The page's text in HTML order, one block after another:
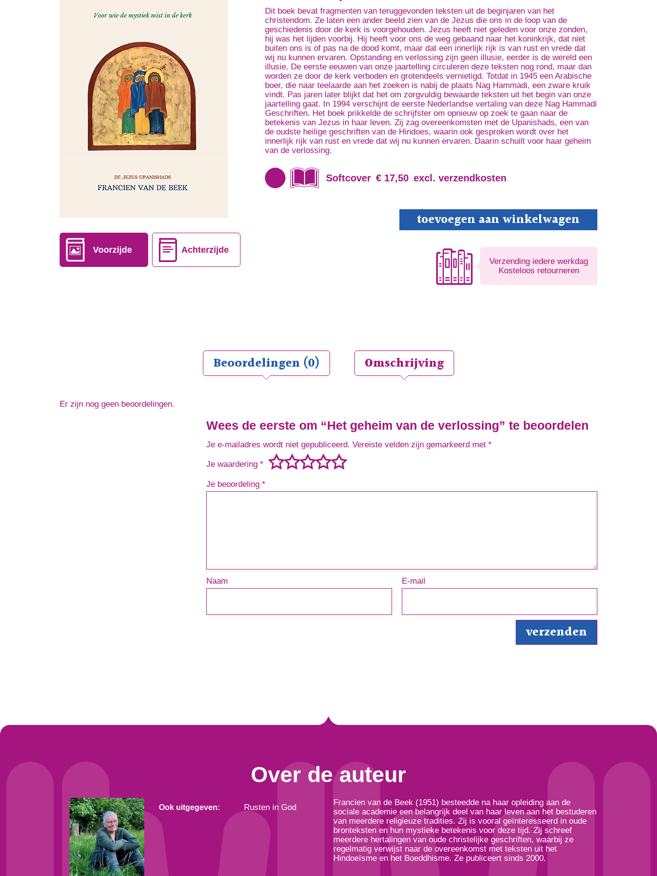
Voorzijde Achterzijde
Dit boek bevat fragmenten van teruggevonden teksten uit de beginjaren van het
christendom. Ze laten een ander beeld zien van de Jezus die ons in de loop van de
geschiedenis door de kerk is voorgehouden. Jezus heeft niet geleden voor onze zonden,
hij was het lijden voorbij. Hij heeft voor ons de weg gebaand naar het koninkrijk, dat niet
buiten ons is of pas na de dood komt, maar dat een innerlijk rijk is van rust en vrede dat
wij nu kunnen ervaren. Opstanding en verlossing zijn geen illusie, eerder is de wereld een
illusie. De eerste eeuwen van onze jaartelling circuleren deze teksten nog rond, maar dan
worden ze door de kerk verboden en grotendeels vernietigd. Totdat in 1945 een Arabische
boer, die naar teelaarde aan het zoeken is nabij de plaats Nag Hammadi, een zware kruik
vindt. Pas jaren later blijkt dat het om zorgvuldig bewaarde teksten uit het begin van onze
jaartelling gaat. In 1994 verschijnt de eerste Nederlandse vertaling van deze Nag Hammadi
Geschriften. Het boek prikkelde de schrijfster om opnieuw op zoek te gaan naar de
betekenis van Jezus in haar leven. Zij zag overeenkomsten met de Upanishads, een van
de oudste heilige geschriften van de Hindoes, waarin ook gesproken wordt over het
innerlijk rijk van rust en vrede dat wij nu kunnen ervaren. Daarin schuilt voor haar geheim
van de verlossing.
Softcover € 17,50 excl. verzendkosten
geheim
van
toevoegen aan winkelwagen
Verzending iedere werkdag
Kosteloos retourneren
Beoordelingen (0) Omschrijving
Er zijn nog geen beoordelingen.
Wees de eerste om “Het geheim van de verlossing” te beoordelen
Je e-mailadres wordt niet gepubliceerd. Vereiste velden zijn gemarkeerd met *
Je waardering *
Je beoordeling *
Naam E-mail
Over de auteur
Ook uitgegeven: Rusten in God
Francien van de Beek (1951) besteedde na haar opleiding aan de
sociale academie een belangrijk deel van haar leven aan het bestuderen
van meerdere religieuze tradities. Zij is vooral geïnteresseerd in oude
bronteksten en hun mystieke betekenis voor deze tijd. Zij schreef
meerdere hertalingen van oude christelijke geschriften, waarbij ze
regelmatig verwijst naar de overeenkomst met teksten uit het
Hindoeïsme en het Boeddhisme. Ze publiceert sinds 2000.